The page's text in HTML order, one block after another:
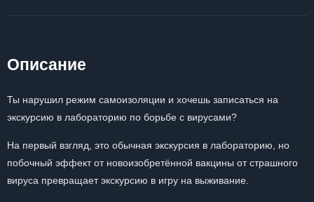
Описание
Ты нарушил режим самоизоляции и хочешь записаться на
экскурсию в лабораторию по борьбе с вирусами?
На первый взгляд, это обычная экскурсия в лабораторию, но
побочный эффект от новоизобретённой вакцины от страшного
вируса превращает экскурсию в игру на выживание.